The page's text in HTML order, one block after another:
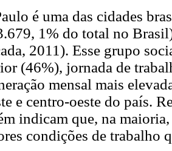
é uma das cidades
1% do total no
2011). Esse grupo
(46%), jornada de
mensal mais
e centro-oeste do país.
indicam que, na
condições de trabalho